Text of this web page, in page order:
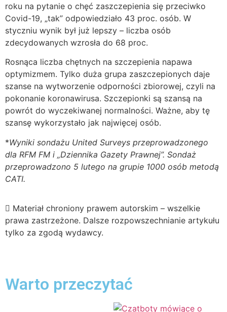
roku na pytanie o chęć zaszczepienia się przeciwko
Covid-19, „tak” odpowiedziało 43 proc. osób. W
styczniu wynik był już lepszy – liczba osób
zdecydowanych wzrosła do 68 proc.
Rosnąca liczba chętnych na szczepienia napawa
optymizmem. Tylko duża grupa zaszczepionych daje
szanse na wytworzenie odporności zbiorowej, czyli na
pokonanie koronawirusa. Szczepionki są szansą na
powrót do wyczekiwanej normalności. Ważne, aby tę
szansę wykorzystało jak najwięcej osób.
*Wyniki sondażu United Surveys przeprowadzonego
dla RFM FM i „Dziennika Gazety Prawnej”. Sondaż
przeprowadzono 5 lutego na grupie 1000 osób metodą
CATI.
Materiał chroniony prawem autorskim – wszelkie
prawa zastrzeżone. Dalsze rozpowszechnianie artykułu
tylko za zgodą wydawcy.
Warto przeczytać